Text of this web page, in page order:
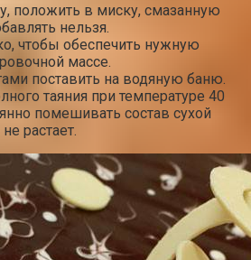
положить в миску, смазанную
нельзя.
чтобы обеспечить нужную
массе.
поставить на водяную баню.
таяния при температуре 40
помешивать состав сухой
растает.